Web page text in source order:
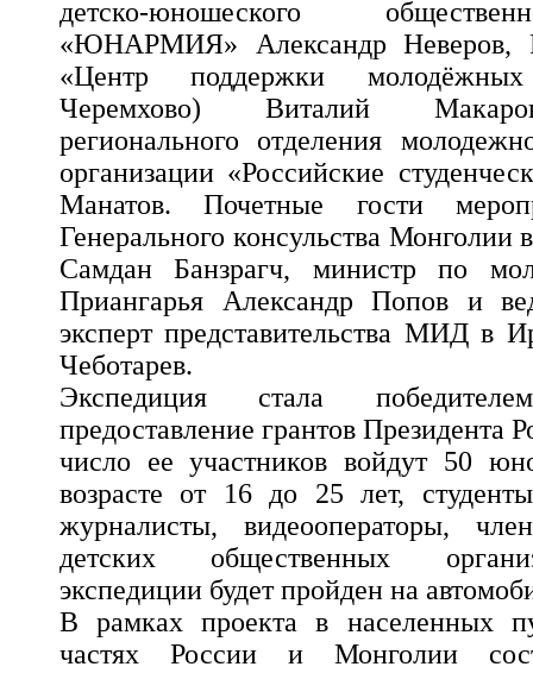
детско-юношеского
«ЮНАРМИЯ» Александр Неверов,
«Центр поддержки
Черемхово) Виталий
регионального отделения
организации «Российские
Манатов. Почетные гости
Генерального консульства Монголии
Самдан Банзрагч, министр по
Приангарья Александр Попов и
эксперт представительства МИД в
Чеботарев.
Экспедиция стала
предоставление грантов Президента
число ее участников войдут 50
возрасте от 16 до 25 лет,
журналисты, видеооператоры,
детских общественных
экспедиции будет пройден на
В рамках проекта в населенных
частях России и Монголии